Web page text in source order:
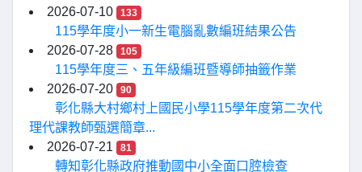
2026-07-10
133
115學年度小一新生電腦亂數編班結果公告
2026-07-28
105
115學年度三、五年級編班暨導師抽籤作業
2026-07-20
90
彰化縣大村鄉村上國民小學115學年度第二次代
理代課教師甄選簡章...
2026-07-21
81
轉知彰化縣政府推動國中小全面口腔檢查